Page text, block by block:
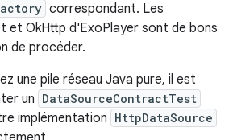
correspondant. Les
et OkHttp d'ExoPlayer sont de bons
de procéder.
une pile réseau Java pure, il est
un DataSourceContractTest
implémentation HttpDataSource